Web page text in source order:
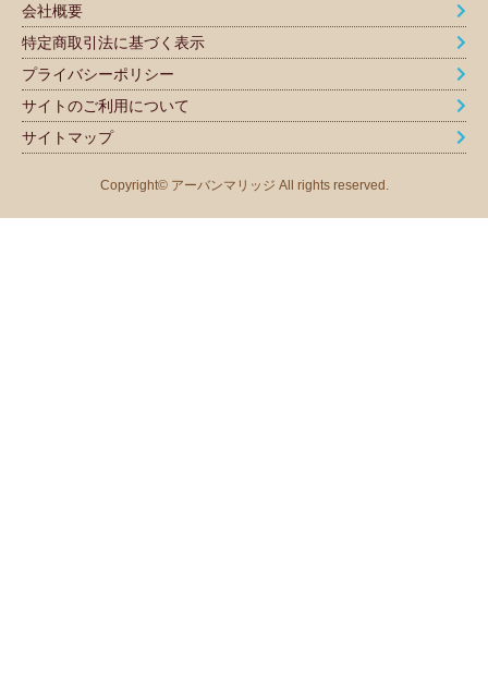
会社概要
特定商取引法に基づく表示
プライバシーポリシー
サイトのご利用について
サイトマップ
Copyright© アーバンマリッジ All rights reserved.